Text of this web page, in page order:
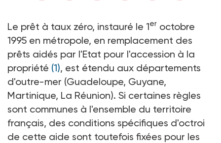
Le prêt à taux zéro, instauré le 1er octobre
1995 en métropole, en remplacement des
prêts aidés par l'Etat pour l'accession à la
propriété (1), est étendu aux départements
d'outre-mer (Guadeloupe, Guyane,
Martinique, La Réunion). Si certaines règles
sont communes à l'ensemble du territoire
français, des conditions spécifiques d'octroi
de cette aide sont toutefois fixées pour les